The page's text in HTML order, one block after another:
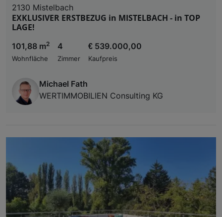
2130 Mistelbach
EXKLUSIVER ERSTBEZUG in MISTELBACH - in TOP
LAGE!
101,88 m2
Wohnfläche
4
Zimmer
€ 539.000,00
Kaufpreis
Michael Fath
WERTIMMOBILIEN Consulting KG